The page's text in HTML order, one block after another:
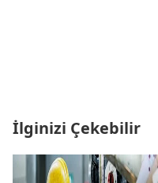
İlginizi Çekebilir